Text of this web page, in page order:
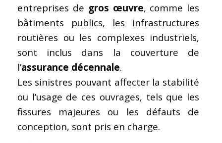
entreprises de gros œuvre, comme les
bâtiments publics, les infrastructures
routières ou les complexes industriels,
sont inclus dans la couverture de
l’assurance décennale.
Les sinistres pouvant affecter la stabilité
ou l’usage de ces ouvrages, tels que les
fissures majeures ou les défauts de
conception, sont pris en charge.